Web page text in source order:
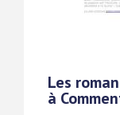
Les
à